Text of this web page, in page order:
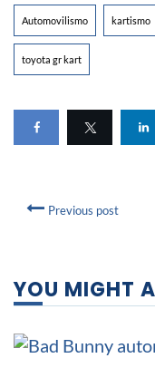
Automovilismo kartismo
toyota gr kart
Previous post
YOU MIGHT